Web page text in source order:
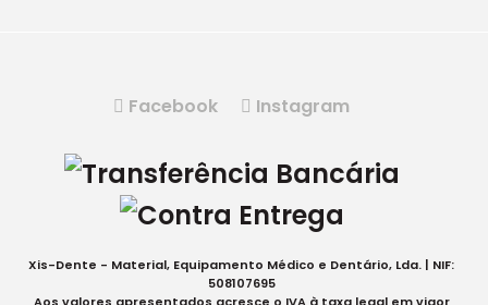
Facebook Instagram
Xis-Dente - Material, Equipamento Médico e Dentário, Lda. | NIF:
508107695